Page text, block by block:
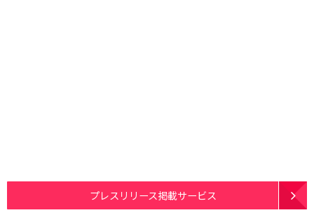
プレスリリース掲載サービス